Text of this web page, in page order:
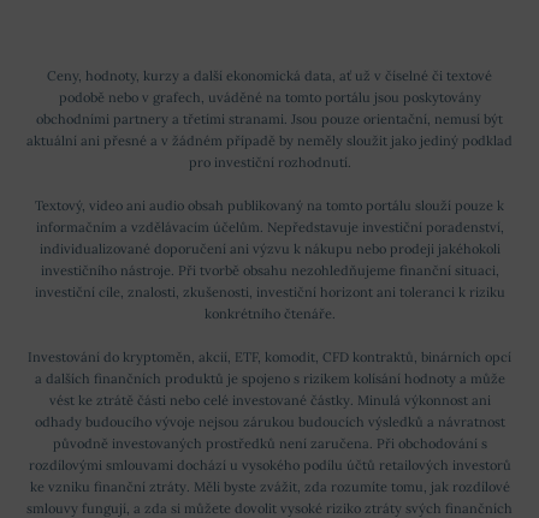
Ceny, hodnoty, kurzy a další ekonomická data, ať už v číselné či textové
podobě nebo v grafech, uváděné na tomto portálu jsou poskytovány
obchodními partnery a třetími stranami. Jsou pouze orientační, nemusí být
aktuální ani přesné a v žádném případě by neměly sloužit jako jediný podklad
pro investiční rozhodnutí.
Textový, video ani audio obsah publikovaný na tomto portálu slouží pouze k
informačním a vzdělávacím účelům. Nepředstavuje investiční poradenství,
individualizované doporučení ani výzvu k nákupu nebo prodeji jakéhokoli
investičního nástroje. Při tvorbě obsahu nezohledňujeme finanční situaci,
investiční cíle, znalosti, zkušenosti, investiční horizont ani toleranci k riziku
konkrétního čtenáře.
Investování do kryptoměn, akcií, ETF, komodit, CFD kontraktů, binárních opcí
a dalších finančních produktů je spojeno s rizikem kolísání hodnoty a může
vést ke ztrátě části nebo celé investované částky. Minulá výkonnost ani
odhady budoucího vývoje nejsou zárukou budoucích výsledků a návratnost
původně investovaných prostředků není zaručena. Při obchodování s
rozdílovými smlouvami dochází u vysokého podílu účtů retailových investorů
ke vzniku finanční ztráty. Měli byste zvážit, zda rozumíte tomu, jak rozdílové
smlouvy fungují, a zda si můžete dovolit vysoké riziko ztráty svých finančních